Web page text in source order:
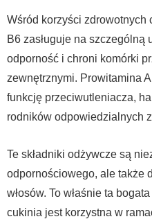
Wśród korzyści zdrowotnych
B6 zasługuje na
odporność i chroni komórki
zewnętrznymi. Prowitamina
funkcję przeciwutleniacza,
rodników odpowiedzialnych
Te składniki odżywcze są
odpornościowego, ale także
włosów. To właśnie ta
cukinia jest korzystna w